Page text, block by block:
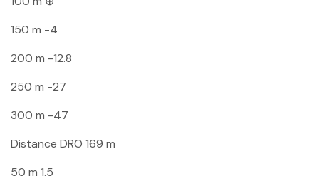
150 m -4
200 m -12.8
250 m -27
300 m -47
Distance DRO 169 m
50 m 1.5